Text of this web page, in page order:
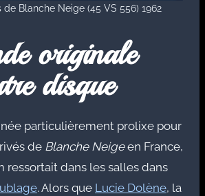
de Blanche Neige (45 VS 556) 1962
originale
disque
particulièrement prolixe pour
de Blanche Neigeen France,
ressortait dans les salles dans
. Alors que Lucie Dolène, la